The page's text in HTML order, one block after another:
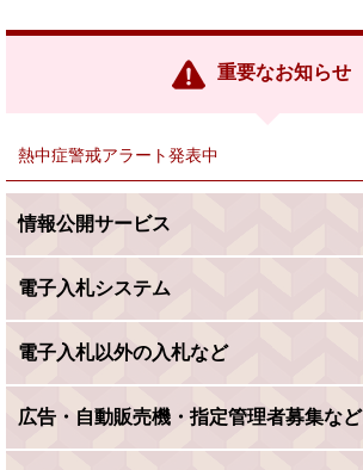
リ
重要なお知らせ
熱中症警戒アラート発表中
情報公開サービス
電子入札システム
電子入札以外の入札など
広告・自動販売機・指定管理者募集など